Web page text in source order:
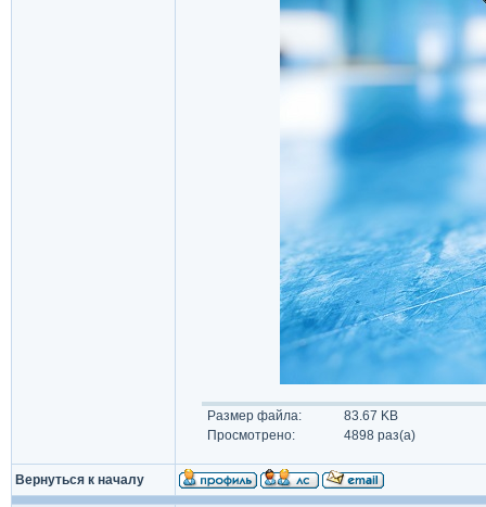
Размер файла:
83.67 KB
Просмотрено:
4898 раз(а)
Вернуться к началу